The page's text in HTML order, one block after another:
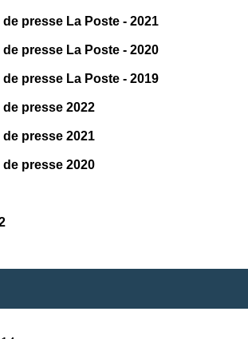
presse La Poste - 2021
presse La Poste - 2020
presse La Poste - 2019
presse 2022
presse 2021
presse 2020